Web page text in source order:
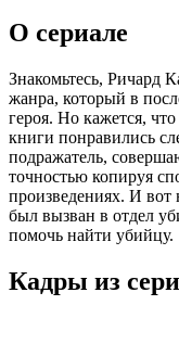
О сериале
Знакомьтесь, Ричард
жанра, который в
героя. Но кажется,
книги понравились
подражатель,
точностью копируя
произведениях. И
был вызван в отдел
помочь найти убийцу.
Кадры из